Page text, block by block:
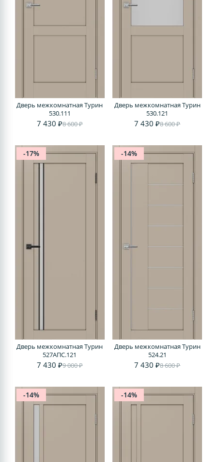
Дверь межкомнатная Турин
530.111
7 430 ₽8 600 ₽
Дверь межкомнатная Турин
530.121
7 430 ₽8 600 ₽
-17%
Дверь межкомнатная Турин
527АПС.121
7 430 ₽9 000 ₽
-14%
Дверь межкомнатная Турин
524.21
7 430 ₽8 600 ₽
-14% -14%